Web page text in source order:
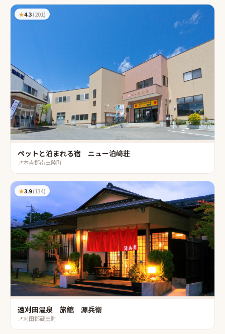
★4.3(201)
ペットと泊まれる宿 ニュー泊﨑荘
📍本吉郡南三陸町
★3.9(134)
遠刈田温泉 旅館 源兵衛
📍刈田郡蔵王町